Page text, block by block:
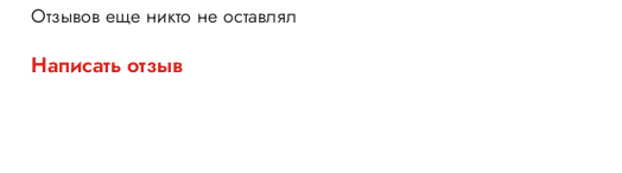
Отзывов еще никто не оставлял
Написать отзыв